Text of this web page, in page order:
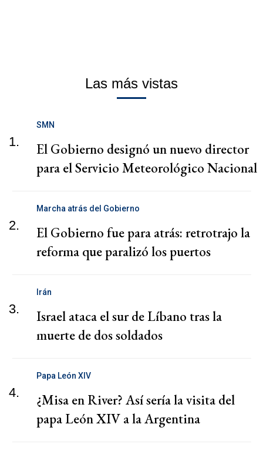
Las más vistas
1.
SMN
El Gobierno designó un nuevo director
para el Servicio Meteorológico Nacional
2.
Marcha atrás del Gobierno
El Gobierno fue para atrás: retrotrajo la
reforma que paralizó los puertos
3.
Irán
Israel ataca el sur de Líbano tras la
muerte de dos soldados
4.
Papa León XIV
¿Misa en River? Así sería la visita del
papa León XIV a la Argentina